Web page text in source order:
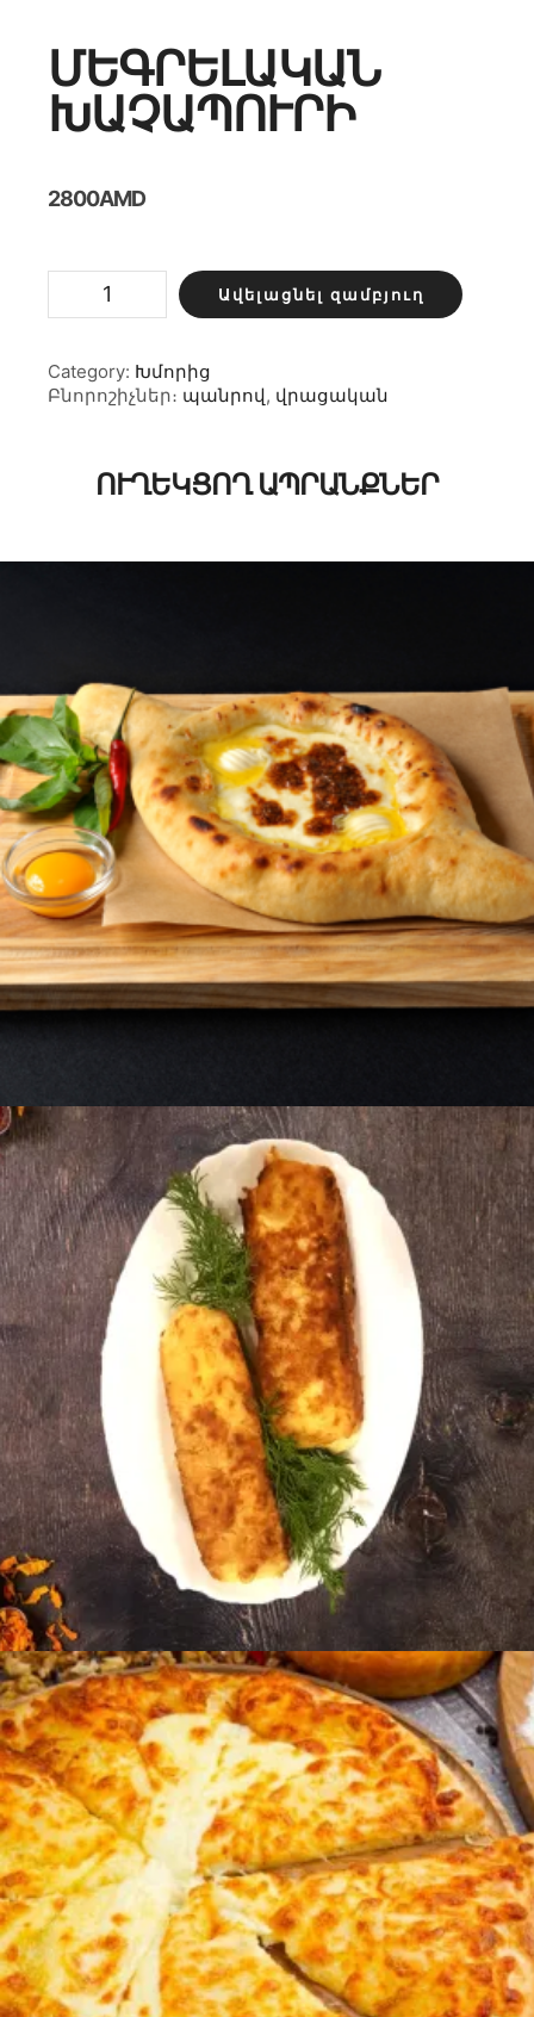
ՄԵԳՐԵԼԱԿԱՆ
ԽԱՉԱՊՈՒՐԻ
2800AMD
Մեգրելական
խաչապուրի
քանակ
Ավելացնել զամբյուղ
Category: Խմորից
Բնորոշիչներ։ պանրով, վրացական
ՈՒՂԵԿՑՈՂ ԱՊՐԱՆՔՆԵՐ
1400AMD
Ավելացնել զամբյուղ
1900AMD
Ավելացնել զամբյուղ
2400AMD